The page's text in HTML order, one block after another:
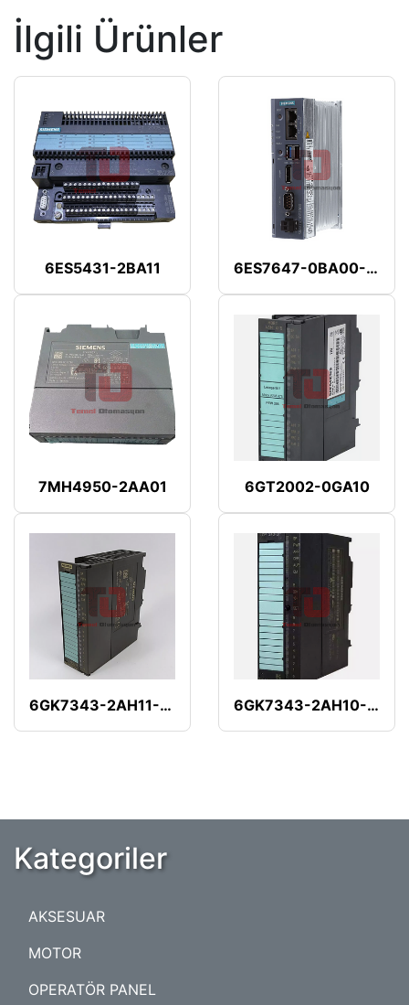
İlgili Ürünler
6ES5431-2BA11 6ES7647-0BA00-1YA2
7MH4950-2AA01 6GT2002-0GA10
6GK7343-2AH11-0XA0 6GK7343-2AH10-0XA0
Kategoriler
AKSESUAR
MOTOR
OPERATÖR PANEL